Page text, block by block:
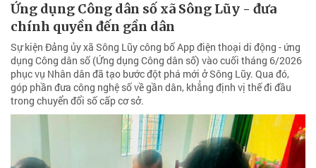
Ứng dụng Công dân số xã Sông Lũy - đưa
chính quyền đến gần dân
Sự kiện Đảng ủy xã Sông Lũy công bố App điện thoại di động - ứng
dụng Công dân số (Ứng dụng Công dân số) vào cuối tháng 6/2026
phục vụ Nhân dân đã tạo bước đột phá mới ở Sông Lũy. Qua đó,
góp phần đưa công nghệ số về gần dân, khẳng định vị thế đi đầu
trong chuyển đổi số cấp cơ sở.